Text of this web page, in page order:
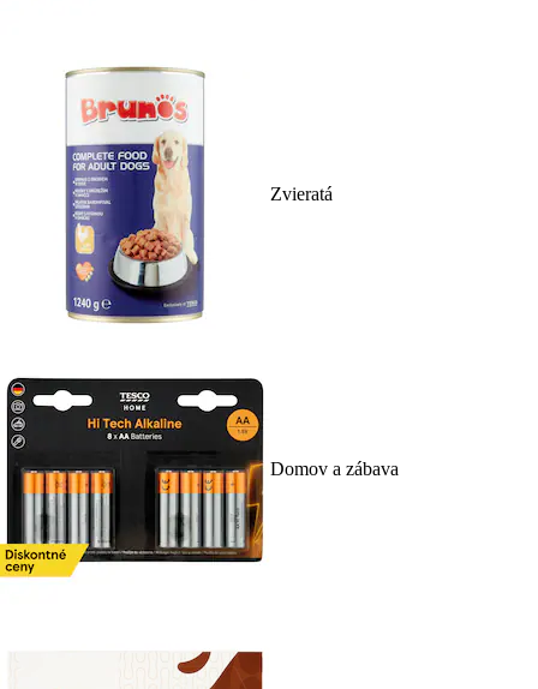
Zvieratá
Domov a zábava